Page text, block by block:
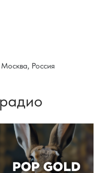
Россия